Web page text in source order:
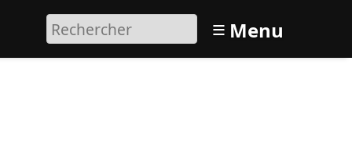
≡ Menu